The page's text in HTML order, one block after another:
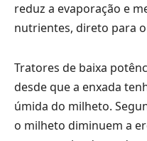
reduz a evaporação e
nutrientes, direto para
Tratores de baixa
desde que a enxada
úmida do milheto.
o milheto diminuem a